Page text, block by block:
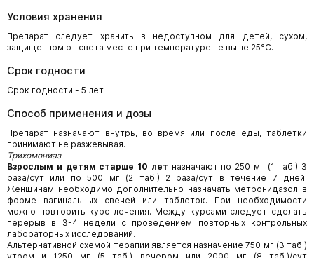
Условия хранения
Препарат следует хранить в недоступном для детей, сухом,
защищенном от света месте при температуре не выше 25°C.
Срок годности
Срок годности - 5 лет.
Способ применения и дозы
Препарат назначают внутрь, во время или после еды, таблетки
принимают не разжевывая.
Трихомониаз
Взрослым и детям старше 10 лет назначают по 250 мг (1 таб.) 3
раза/сут или по 500 мг (2 таб.) 2 раза/сут в течение 7 дней.
Женщинам необходимо дополнительно назначать метронидазол в
форме вагинальных свечей или таблеток. При необходимости
можно повторить курс лечения. Между курсами следует сделать
перерыв в 3-4 недели с проведением повторных контрольных
лабораторных исследований.
Альтернативной схемой терапии является назначение 750 мг (3 таб.)